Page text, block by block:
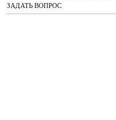
ЗАДАТЬ ВОПРОС